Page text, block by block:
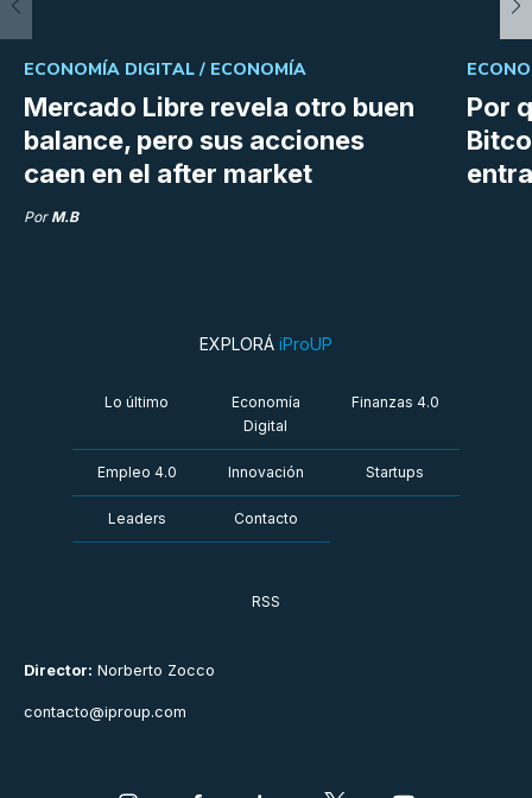
Mercado Libre revela otro buen
balance, pero sus acciones
caen en el after market
ECONOMÍA DIGITAL / ECONOMÍA
Por M.B
Por
Director: Norberto Zocco
contacto@iproup.com
EXPLORÁ iProUP
Lo último
Economía
Digital
Finanzas 4.0
Empleo 4.0 Innovación Startups
Leaders Contacto
RSS